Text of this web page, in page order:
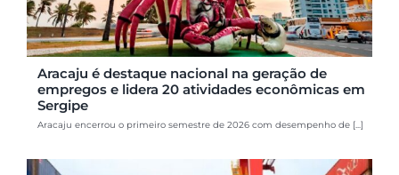
Aracaju é destaque nacional na geração de
empregos e lidera 20 atividades econômicas em
Sergipe
Aracaju encerrou o primeiro semestre de 2026 com desempenho de [...]